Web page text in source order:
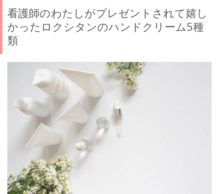
看護師のわたしがプレゼントされて嬉し
かったロクシタンのハンドクリーム5種
類